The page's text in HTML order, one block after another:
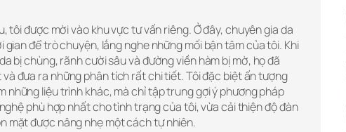
tôi được mời vào khu vực tư vấn riêng. Ở đây, chuyên gia da
gian để trò chuyện, lắng nghe những mối bận tâm của tôi. Khi
bị chùng, rãnh cười sâu và đường viền hàm bị mờ, họ đã
đưa ra những phân tích rất chi tiết. Tôi đặc biệt ấn tượng
những liệu trình khác, mà chỉ tập trung gợi ý phương pháp
phù hợp nhất cho tình trạng của tôi, vừa cải thiện độ đàn
mặt được nâng nhẹ một cách tự nhiên.